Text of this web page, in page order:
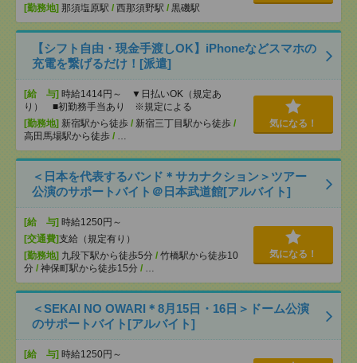
[勤務地] 那須塩原駅 / 西那須野駅 / 黒磯駅
【シフト自由・現金手渡しOK】iPhoneなどスマホの
充電を繋げるだけ！[派遣]
[給 与] 時給1414円～ ▼日払いOK（規定あ
り） ■初勤務手当あり ※規定による
[勤務地] 新宿駅から徒歩 / 新宿三丁目駅から徒歩 /
高田馬場駅から徒歩 / …
気になる！
＜日本を代表するバンド＊サカナクション＞ツアー
公演のサポートバイト＠日本武道館[アルバイト]
[給 与] 時給1250円～
[交通費]支給（規定有り）
[勤務地] 九段下駅から徒歩5分 / 竹橋駅から徒歩10
分 / 神保町駅から徒歩15分 / …
気になる！
＜SEKAI NO OWARI＊8月15日・16日＞ドーム公演
のサポートバイト[アルバイト]
[給 与] 時給1250円～